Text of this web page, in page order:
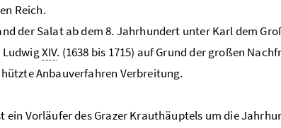
Reich.
der Salat ab dem 8. Jahrhundert unter Karl dem
LudwigXIV. (1638 bis 1715) auf Grund der großen
Anbauverfahren Verbreitung.
ein Vorläufer des Grazer Krauthäuptels um die